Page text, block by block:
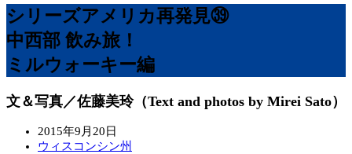
シリーズアメリカ再発見㊴
中西部 飲み旅！
ミルウォーキー編
文＆写真／佐藤美玲（Text and photos by Mirei Sato）
2015年9月20日
ウィスコンシン州